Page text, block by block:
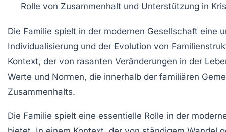
Rolle von Zusammenhalt und Unterstützung in
Die Familie spielt in der modernen Gesellschaft eine
Individualisierung und der Evolution von
Kontext, der von rasanten Veränderungen in der
Werte und Normen, die innerhalb der familiären
Zusammenhalts.
Die Familie spielt eine essentielle Rolle in der